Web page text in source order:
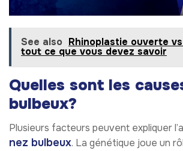
See also Rhinoplastie ouverte
tout ce que vous devez savoir
Quelles sont les
bulbeux?
Plusieurs facteurs peuvent expliquer
nez bulbeux. La génétique joue un